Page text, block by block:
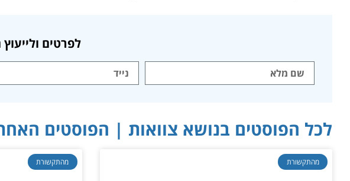
לפרטים
לכל הפוסטים בנושא צוואות | הפוסטים
מהתקשורת מהתקשורת